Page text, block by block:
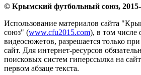
© Крымский футбольный союз, 2015-
Использование материалов сайта
союз" (www.cfu2015.com), в том числе
видеосюжетов, разрешается только
сайт. Для интернет-ресурсов
поисковых систем гиперссылка на сайт
первом абзаце текста.